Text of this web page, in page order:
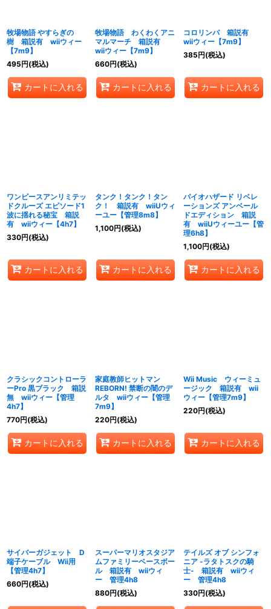
牧場物語 やすらぎの
樹 箱説有 wiiウィー
【7m9】
495円(税込)
カートに入れる
牧場物語 わくわくアニ
マルマーチ 箱説有
wiiウィー【7m9】
660円(税込)
カートに入れる
コロリンパ 箱説有
wiiウィー【7m9】
385円(税込)
カートに入れる
ワンピースアンリミテッ
ドクルーズ エピソード1
波に揺れる秘宝 箱説
有 wiiウィー【4h7】
330円(税込)
カートに入れる
タンク！タンク！タン
ク！ 箱説有 wiiUウィ
ーユー【管理8m8】
1,100円(税込)
カートに入れる
バイオハザード リベレ
ーションズ アンベール
ドエディション 箱説
有 wiiUウィーユー【管
理6h8】
1,100円(税込)
カートに入れる
クラシックコントローラ
ーPro 黒ブラック 箱説
無 wiiウィー【管理
4h7】
770円(税込)
カートに入れる
家庭教師ヒットマン
REBORN! 禁断の闇のデ
ルタ wiiウィー【管理
7m9】
220円(税込)
カートに入れる
Wii Music ウィーミュ
ージック 箱説有 wii
ウィー【管理7m9】
220円(税込)
カートに入れる
サイバーガジェット D
端子ケーブル Wii用
【管理4h7】
660円(税込)
スーパーマリオスタジア
ムファミリーベースボー
ル 箱説有 wiiウィ
ー 管理4h8
880円(税込)
テイルズ オブ シンフォ
ニア -ラタトスクの騎
士- 箱説有 wiiウィ
ー 管理4h8
330円(税込)